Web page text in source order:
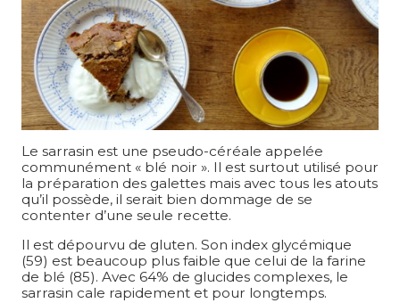
Le sarrasin est une pseudo-céréale appelée
communément « blé noir ». Il est surtout utilisé pour
la préparation des galettes mais avec tous les atouts
qu’il possède, il serait bien dommage de se
contenter d’une seule recette.
Il est dépourvu de gluten. Son index glycémique
(59) est beaucoup plus faible que celui de la farine
de blé (85). Avec 64% de glucides complexes, le
sarrasin cale rapidement et pour longtemps.